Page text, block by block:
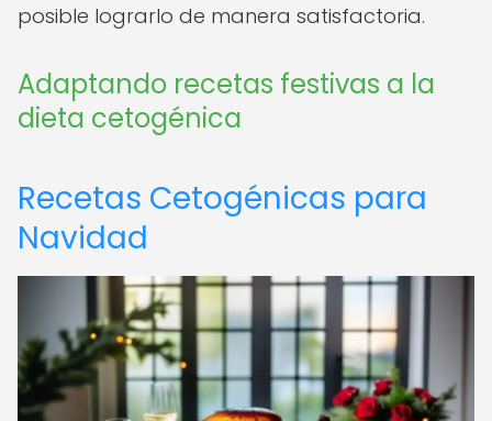
posible lograrlo de manera satisfactoria.
Adaptando recetas festivas a la
dieta cetogénica
Recetas Cetogénicas para
Navidad